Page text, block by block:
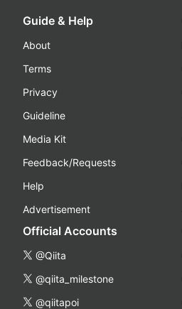
Guide & Help
About
Terms
Privacy
Guideline
Media Kit
Feedback/Requests
Help
Advertisement
Official Accounts
@Qiita
@qiita_milestone
@qiitapoi